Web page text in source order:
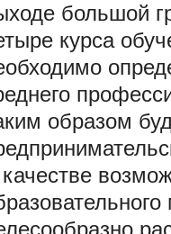
большой
курса
образом